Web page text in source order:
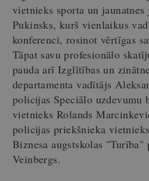
vietnieks sporta un jaunatnes
Pukinsks, kurš vienlaikus
konferenci, rosinot vērtīgas
Tāpat savu profesionālo
pauda arī Izglītības un
departamenta vadītājs
policijas Speciālo uzdevumu
vietnieks Rolands
policijas priekšnieka
Biznesa augstskolas
Veinbergs.